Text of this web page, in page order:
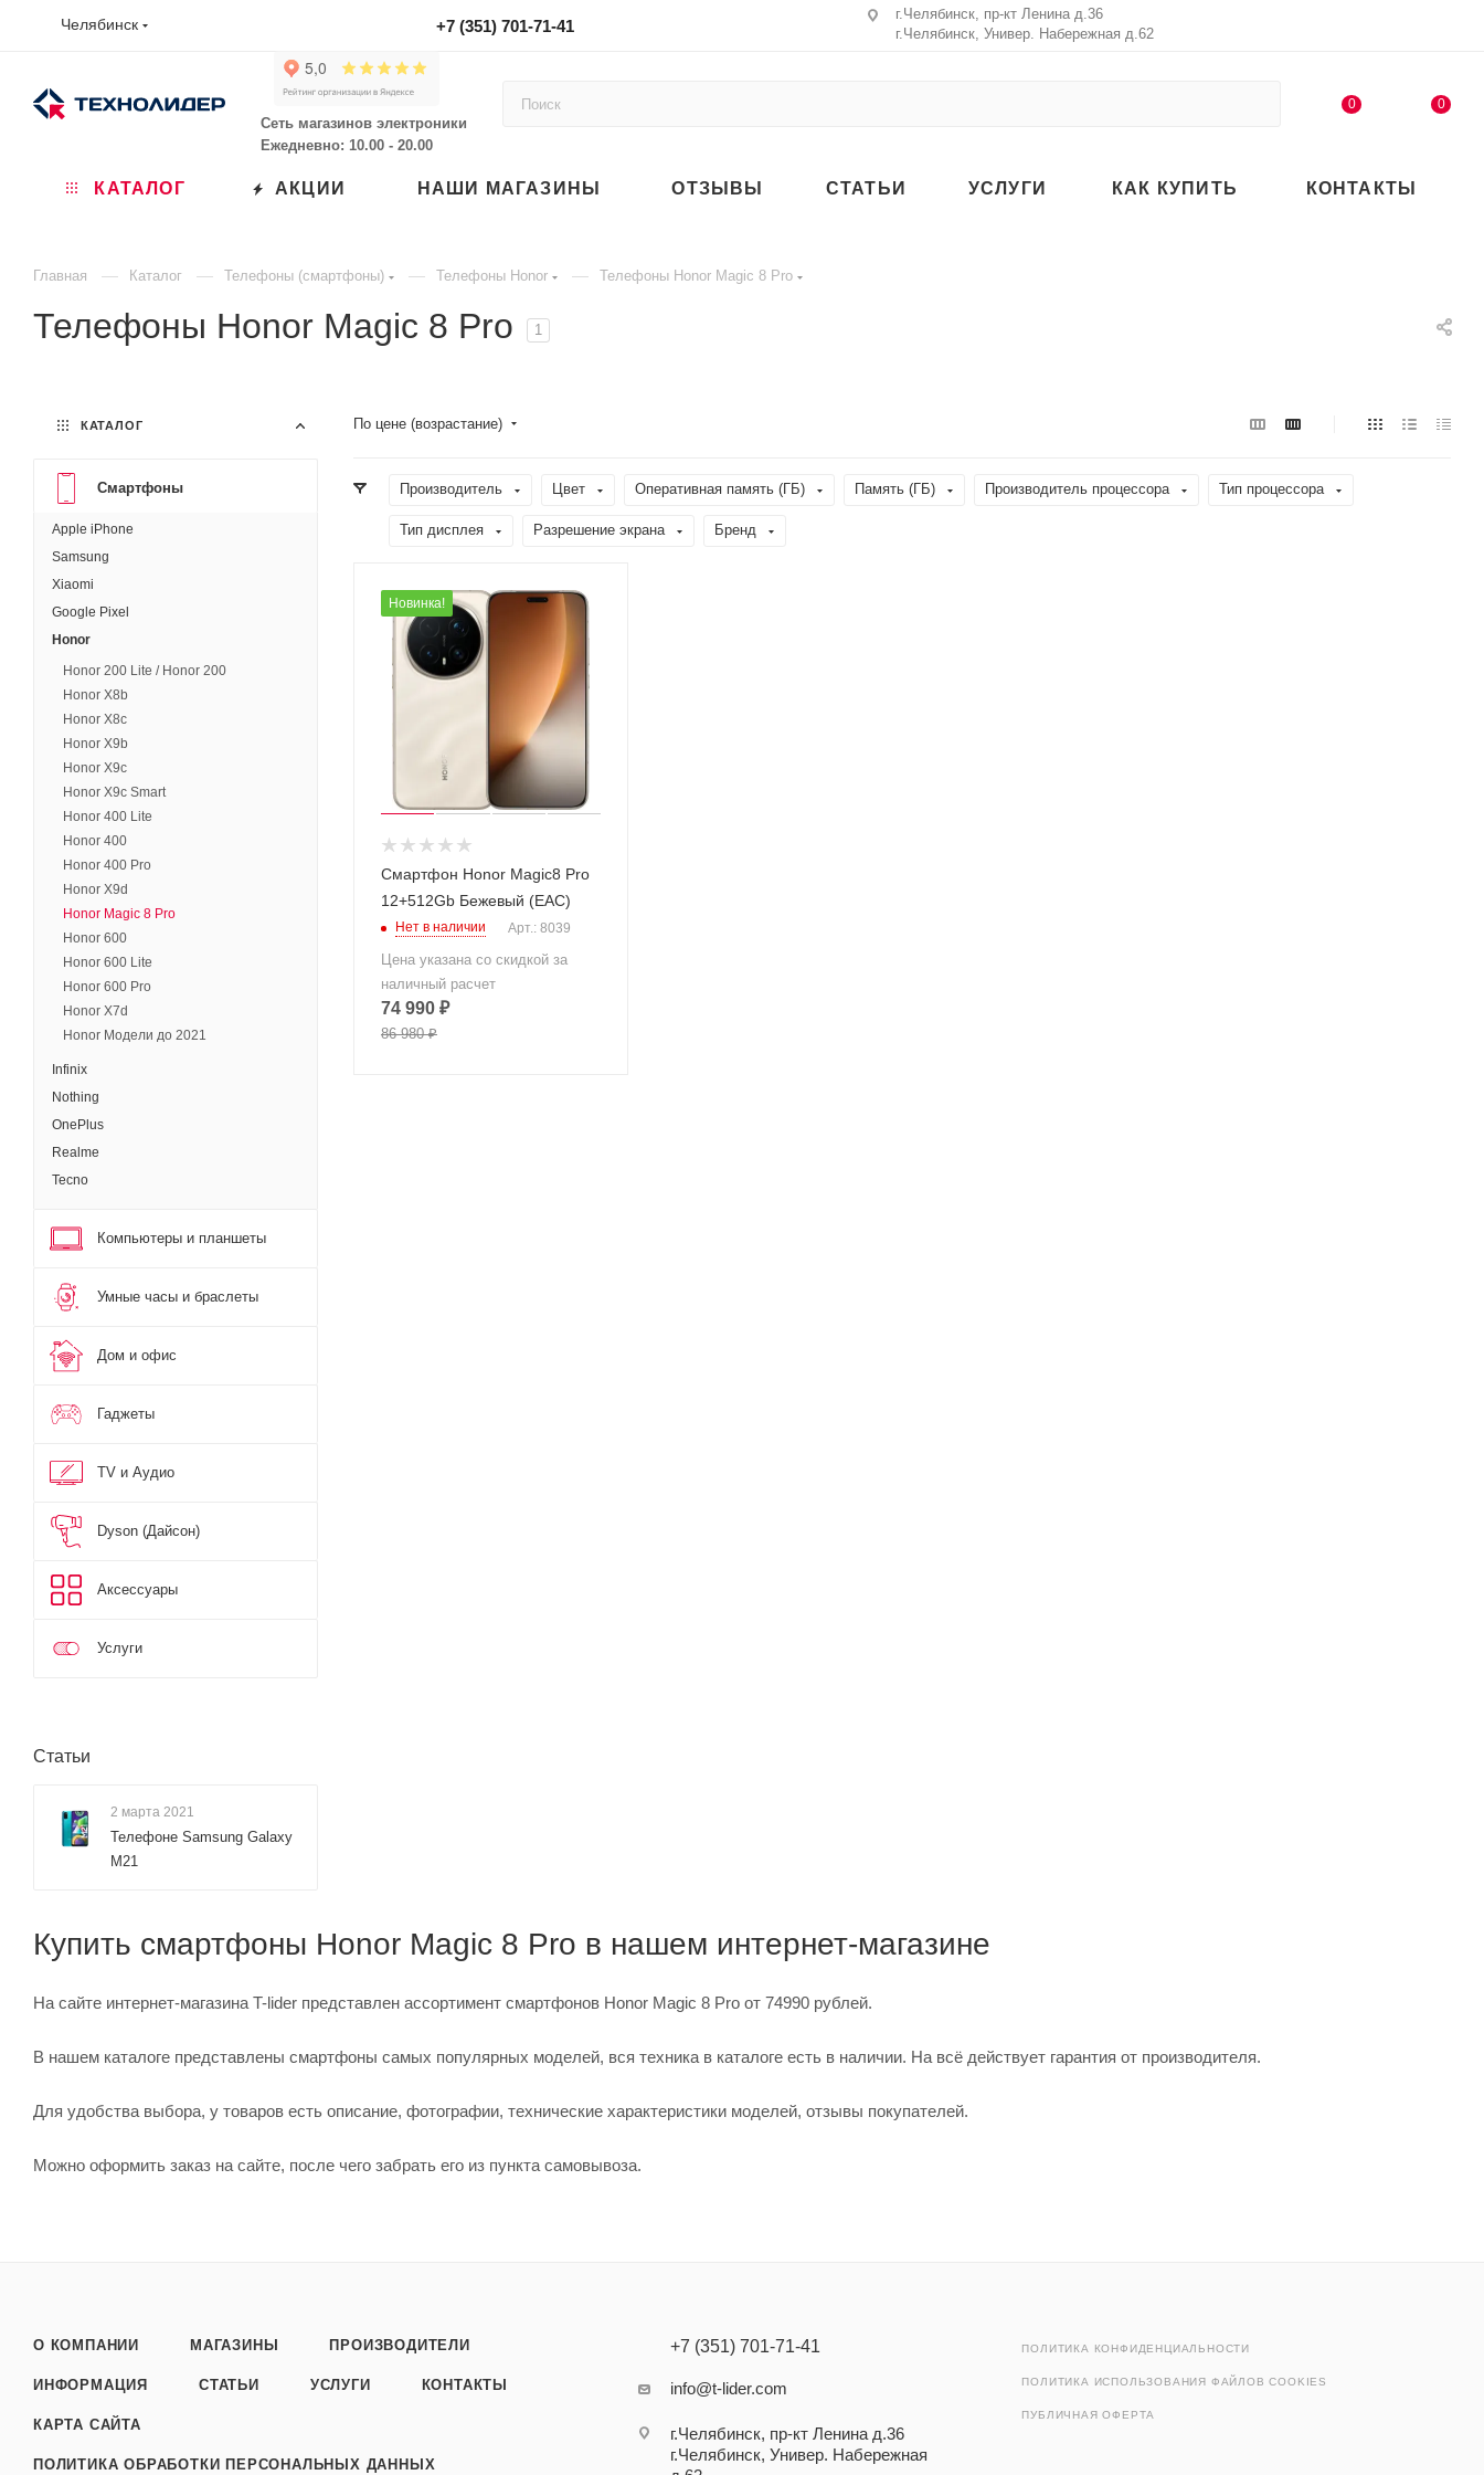
Челябинск +7 (351) 701-71-41
г.Челябинск, пр-кт Ленина д.36
г.Челябинск, Универ. Набережная д.62
Сеть магазинов электроники
Ежедневно: 10.00 - 20.00
0 0
КАТАЛОГ АКЦИИ НАШИ МАГАЗИНЫ ОТЗЫВЫ СТАТЬИ УСЛУГИ КАК КУПИТЬ КОНТАКТЫ
Главная — Каталог — Телефоны (смартфоны) — Телефоны Honor — Телефоны Honor Magic 8 Pro
Телефоны Honor Magic 8 Pro 1
По цене (возрастание)
Производитель Цвет Оперативная память (ГБ) Память (ГБ) Производитель процессора Тип процессора
Тип дисплея Разрешение экрана Бренд
Новинка!
Смартфон Honor Magic8 Pro
12+512Gb Бежевый (EAC)
Нет в наличии Арт.: 8039
Цена указана со скидкой за
наличный расчет
74 990 ₽
86 980₽
КАТАЛОГ
Смартфоны
Apple iPhone
Samsung
Xiaomi
Google Pixel
Honor
Honor 200 Lite / Honor 200
Honor X8b
Honor X8c
Honor X9b
Honor X9c
Honor X9c Smart
Honor 400 Lite
Honor 400
Honor 400 Pro
Honor X9d
Honor Magic 8 Pro
Honor 600
Honor 600 Lite
Honor 600 Pro
Honor X7d
Honor Модели до 2021
Infinix
Nothing
OnePlus
Realme
Tecno
Компьютеры и планшеты
Умные часы и браслеты
Дом и офис
Гаджеты
TV и Аудио
Dyson (Дайсон)
Аксессуары
Услуги
Статьи
2 марта 2021
Телефоне Samsung Galaxy
M21
Купить смартфоны Honor Magic 8 Pro в нашем интернет-магазине
На сайте интернет-магазина T-lider представлен ассортимент смартфонов Honor Magic 8 Pro от 74990 рублей.
В нашем каталоге представлены смартфоны самых популярных моделей, вся техника в каталоге есть в наличии. На всё действует гарантия от производителя.
Для удобства выбора, у товаров есть описание, фотографии, технические характеристики моделей, отзывы покупателей.
Можно оформить заказ на сайте, после чего забрать его из пункта самовывоза.
О КОМПАНИИ МАГАЗИНЫ ПРОИЗВОДИТЕЛИ
ИНФОРМАЦИЯ СТАТЬИ УСЛУГИ КОНТАКТЫ
КАРТА САЙТА
ПОЛИТИКА ОБРАБОТКИ ПЕРСОНАЛЬНЫХ ДАННЫХ
+7 (351) 701-71-41
info@t-lider.com
г.Челябинск, пр-кт Ленина д.36
г.Челябинск, Универ. Набережная
ПОЛИТИКА КОНФИДЕНЦИАЛЬНОСТИ
ПОЛИТИКА ИСПОЛЬЗОВАНИЯ ФАЙЛОВ COOKIES
ПУБЛИЧНАЯ ОФЕРТА